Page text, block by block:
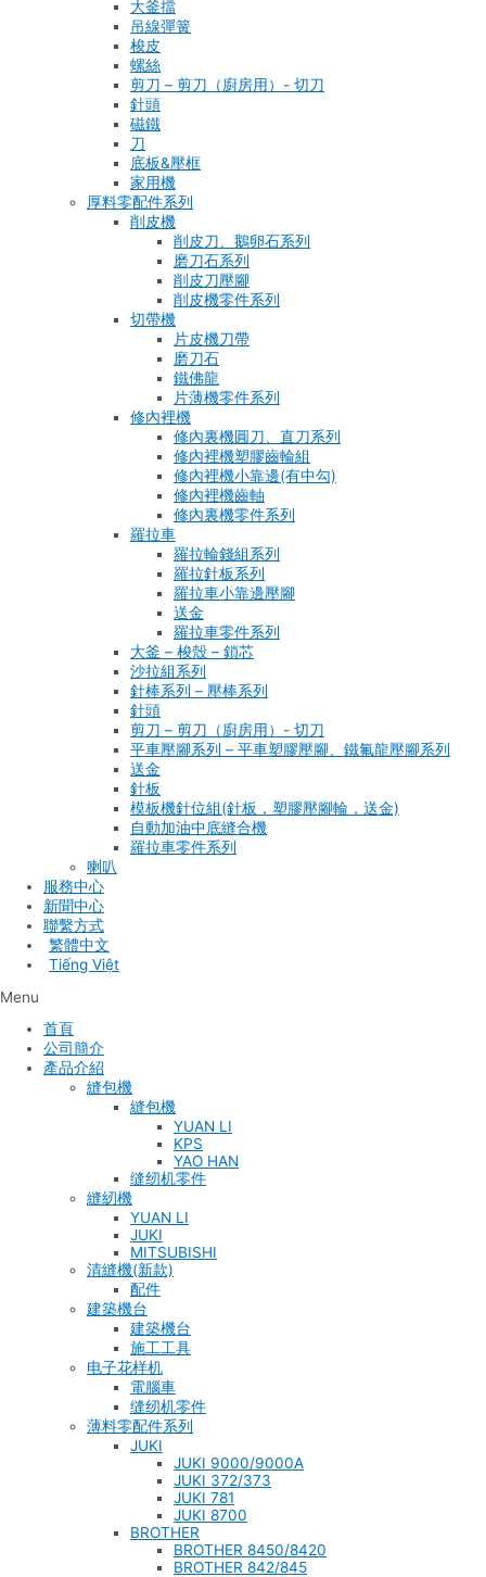
大釜擋
吊線彈簧
梭皮
螺絲
剪刀 – 剪刀（廚房用）- 切刀
針頭
磁鐵
刀
底板&壓框
家用機
厚料零配件系列
削皮機
削皮刀、鵝卵石系列
磨刀石系列
削皮刀壓腳
削皮機零件系列
切帶機
片皮機刀帶
磨刀石
鐵佛龍
片薄機零件系列
修內裡機
修內裏機圓刀、直刀系列
修內裡機塑膠齒輪組
修內裡機小靠邊(有中勾)
修內裡機齒軸
修內裏機零件系列
羅拉車
羅拉輪錢組系列
羅拉針板系列
羅拉車小靠邊壓腳
送金
羅拉車零件系列
大釜 – 梭殼 – 鎖芯
沙拉組系列
針棒系列 – 壓棒系列
針頭
剪刀 – 剪刀（廚房用）- 切刀
平車壓腳系列 – 平車塑膠壓腳、鐵氟龍壓腳系列
送金
針板
模板機針位組(針板，塑膠壓腳輪，送金)
自動加油中底縫合機
羅拉車零件系列
喇叭
服務中心
新聞中心
聯繫方式
Tiếng Việt
Menu
首頁
公司簡介
產品介紹
縫包機
縫包機
YUAN LI
KPS
YAO HAN
缝纫机零件
縫紉機
YUAN LI
JUKI
MITSUBISHI
清縫機(新款)
配件
建築機台
建築機台
施工工具
电子花样机
電腦車
缝纫机零件
薄料零配件系列
JUKI
JUKI 9000/9000A
JUKI 372/373
JUKI 781
JUKI 8700
BROTHER
BROTHER 8450/8420
BROTHER 842/845